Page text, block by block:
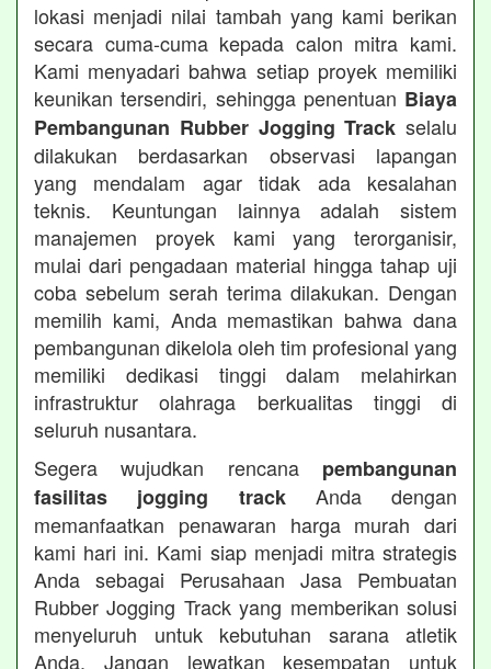
lokasi menjadi nilai tambah yang kami berikan
secara cuma-cuma kepada calon mitra kami.
Kami menyadari bahwa setiap proyek memiliki
keunikan tersendiri, sehingga penentuan Biaya
Pembangunan Rubber Jogging Track selalu
dilakukan berdasarkan observasi lapangan
yang mendalam agar tidak ada kesalahan
teknis. Keuntungan lainnya adalah sistem
manajemen proyek kami yang terorganisir,
mulai dari pengadaan material hingga tahap uji
coba sebelum serah terima dilakukan. Dengan
memilih kami, Anda memastikan bahwa dana
pembangunan dikelola oleh tim profesional yang
memiliki dedikasi tinggi dalam melahirkan
infrastruktur olahraga berkualitas tinggi di
seluruh nusantara.
Segera wujudkan rencana pembangunan
fasilitas jogging trackAnda dengan
memanfaatkan penawaran harga murah dari
kami hari ini. Kami siap menjadi mitra strategis
Anda sebagai Perusahaan Jasa Pembuatan
Rubber Jogging Track yang memberikan solusi
menyeluruh untuk kebutuhan sarana atletik
Anda. Jangan lewatkan kesempatan untuk